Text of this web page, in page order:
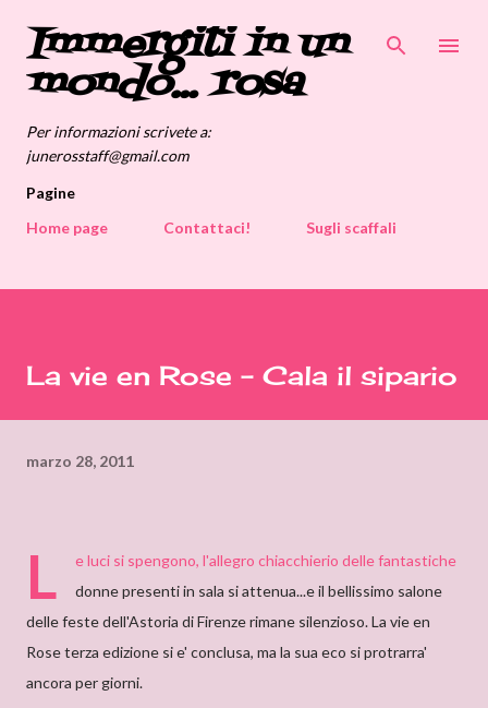
Passa ai contenuti principali
Immergiti in un
mondo... rosa
Per informazioni scrivete a:
junerosstaff@gmail.com
Pagine
Home page
Contattaci! Sugli scaffali
La vie en Rose - Cala il sipario
marzo 28, 2011
L
e luci si spengono, l'allegro chiacchierio delle fantastiche
donne presenti in sala si attenua...e il bellissimo salone
delle feste dell'Astoria di Firenze rimane silenzioso. La vie en
Rose terza edizione si e' conclusa, ma la sua eco si protrarra'
ancora per giorni.